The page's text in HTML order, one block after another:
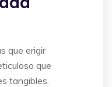
que erigir
que
tangibles.